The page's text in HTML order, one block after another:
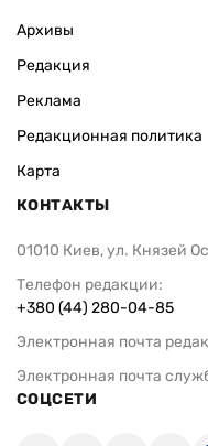
Архивы
Редакция
Реклама
Редакционная политика
Карта
КОНТАКТЫ
01010 Киев, ул. Князей
Телефон редакции:
+380 (44) 280-04-85
Электронная почта
Электронная почта
СОЦСЕТИ